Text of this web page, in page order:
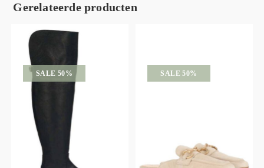
Gerelateerde producten
SALE 50% SALE 50%